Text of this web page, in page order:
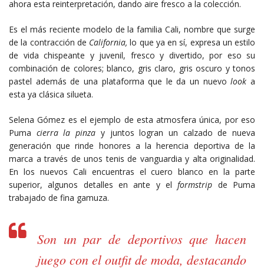
ahora esta reinterpretación, dando aire fresco a la colección.
Es el más reciente modelo de la familia Cali, nombre que surge
de la contracción de California,lo que ya en sí, expresa un estilo
de vida chispeante y juvenil, fresco y divertido, por eso su
combinación de colores; blanco, gris claro, gris oscuro y tonos
pastel además de una plataforma que le da un nuevolook a
esta ya clásica silueta.
Selena Gómez es el ejemplo de esta atmosfera única, por eso
Puma cierra la pinza y juntos logran un calzado de nueva
generación que rinde honores a la herencia deportiva de la
marca a través de unos tenis de vanguardia y alta originalidad.
En los nuevos Cali encuentras el cuero blanco en la parte
superior, algunos detalles en ante y elformstrip de Puma
trabajado de fina gamuza.
Son un par de deportivos que hacen
juego con el outfitde moda, destacando